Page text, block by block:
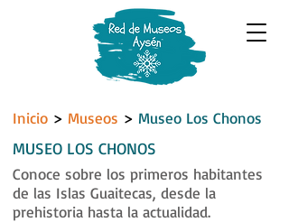
Inicio > Museos > Museo Los Chonos
Conoce sobre los primeros habitantes
de las Islas Guaitecas, desde la
prehistoria hasta la actualidad.
MUSEO LOS CHONOS